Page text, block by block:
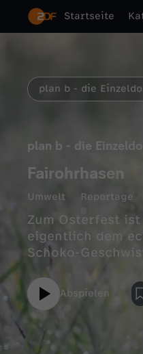
Startseite
plan b - die
plan b - die
Fairohrhasen
Umwelt Reportage
Zum Osterfest ist
eigentlich dem
Schoko-
Abspielen